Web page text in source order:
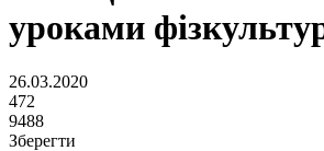
уроками
26.03.2020
472
9488
Зберегти